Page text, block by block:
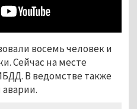
восемь человек и
Сейчас на месте
В ведомстве также